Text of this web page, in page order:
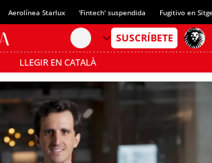
Aerolínea Starlux 'Fintech' suspendida Fugitivo en
LLEGIR EN CATALÀ
Pásate al MODO AHORRO